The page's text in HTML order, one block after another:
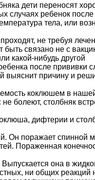
дети переносят
случаях ребенок после
тела, или
не требуя
связано не с
какой-нибудь другой
после прививки
выяснит причину и
коклюшем в
болеют, столбняк
дифтерии и
Он поражает спинной
Пораженная
она в
ни общих реакций